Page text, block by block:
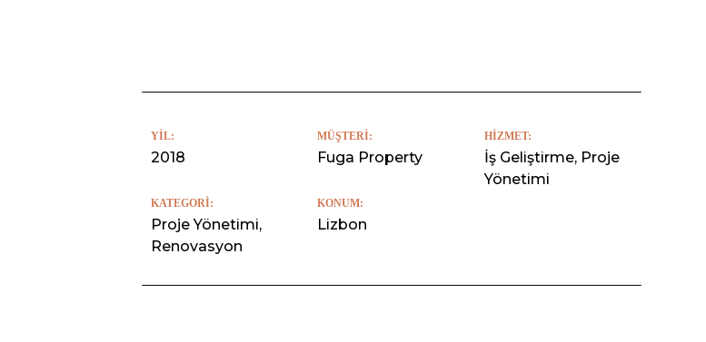
YIL:
2018
KATEGORI:
Proje Yönetimi,
Renovasyon
MÜŞTERI:
Fuga Property
KONUM:
Lizbon
HIZMET:
İş Geliştirme, Proje
Yönetimi